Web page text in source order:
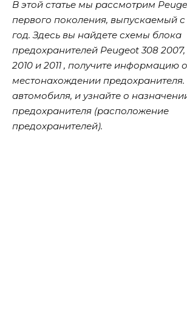
В этой статье мы рассмотрим
первого поколения, выпускаемый с
год. Здесь вы найдете схемы блока
предохранителей Peugeot 308 2007,
2010 и 2011 , получите информацию о
местонахождении предохранителя.
автомобиля, и узнайте о
предохранителя (расположение
предохранителей).